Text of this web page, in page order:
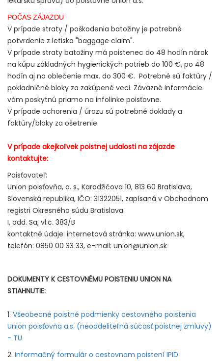
POČAS ZÁJAZDU
V prípade straty / poškodenia batožiny je potrebné
potvrdenie z letiska "baggage claim".
V prípade straty batožiny má poistenec do 48 hodín nárok
na kúpu základných hygienických potrieb do 100 €, po 48
hodín aj na oblečenie max. do 300 €. Potrebné sú faktúry /
pokladničné bloky za zakúpené veci. Záväzné informácie
vám poskytnú priamo na infolinke poisťovne.
V prípade ochorenia / úrazu sú potrebné doklady a
faktúry/bloky za ošetrenie.
V prípade akejkoľvek poistnej udalosti na zájazde
kontaktujte:
Poisťovateľ:
Union poisťovňa, a. s., Karadžičova 10, 813 60 Bratislava,
Slovenská republika, IČO: 31322051, zapísaná v Obchodnom
registri Okresného súdu Bratislava
I, odd. Sa, vl.č. 383/B
kontaktné údaje: internetová stránka: www.union.sk,
telefón: 0850 00 33 33, e-mail: union@union.sk
DOKUMENTY K CESTOVNÉMU POISTENIU UNION NA
STIAHNUTIE:
1. Všeobecné poistné podmienky cestovného poistenia
Union poisťovňa a.s. (neoddeliteľná súčasť poistnej zmluvy)
- TU
2. Informačný formulár o cestovnom poistení IPID